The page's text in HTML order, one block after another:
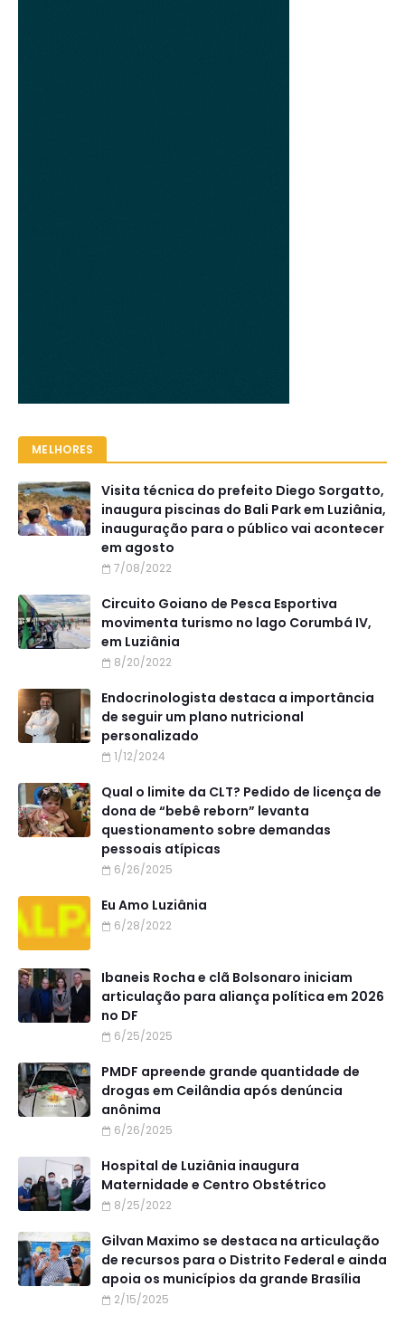
MELHORES
Visita técnica do prefeito Diego Sorgatto,
inaugura piscinas do Bali Park em Luziânia,
inauguração para o público vai acontecer
em agosto
7/08/2022
Circuito Goiano de Pesca Esportiva
movimenta turismo no lago Corumbá IV,
em Luziânia
8/20/2022
Endocrinologista destaca a importância
de seguir um plano nutricional
personalizado
1/12/2024
Qual o limite da CLT? Pedido de licença de
dona de “bebê reborn” levanta
questionamento sobre demandas
pessoais atípicas
6/26/2025
Eu Amo Luziânia
6/28/2022
Ibaneis Rocha e clã Bolsonaro iniciam
articulação para aliança política em 2026
no DF
6/25/2025
PMDF apreende grande quantidade de
drogas em Ceilândia após denúncia
anônima
6/26/2025
Hospital de Luziânia inaugura
Maternidade e Centro Obstétrico
8/25/2022
Gilvan Maximo se destaca na articulação
de recursos para o Distrito Federal e ainda
apoia os municípios da grande Brasília
2/15/2025